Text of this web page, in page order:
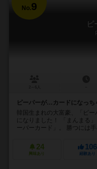
No.9
ピーパーが…カードになっち
韓国生まれの大富豪、「ピ
になりました！ 「まんまる
ーパーカード」。 勝つには
24
興味あり
106
経験あり